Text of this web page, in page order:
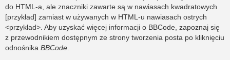
do HTML-a, ale znaczniki zawarte są w nawiasach kwadratowych
[przykład] zamiast w używanych w HTML-u nawiasach ostrych
<przykład>. Aby uzyskać więcej informacji o BBCode, zapoznaj się
z przewodnikiem dostępnym ze strony tworzenia posta po kliknięciu
odnośnika BBCode